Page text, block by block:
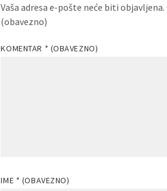
Vaša adresa e-pošte neće biti objavljena.
(obavezno)
KOMENTAR * (OBAVEZNO)
IME * (OBAVEZNO)